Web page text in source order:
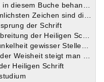
2. Kapitel: Angabe des in diesem Buche behandelten Themas
3. Kapitel: Die vornehmlichsten Zeichen sind die Worte
der Schrift
5. Kapitel: Von der Verbreitung der Heiligen Schrift unter die Leser aller Zungen
6. Kapitel: Auch die Dunkelheit gewisser Stellen der Heiligen Schrift hat ihre Bedeutung
7. Kapitel: Zum Gipfel der Weisheit steigt man auf sieben Tugendstufen empor
Heiligen Schrift